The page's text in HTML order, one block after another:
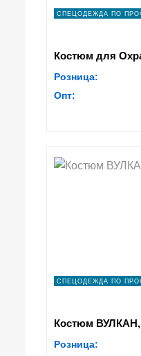
СПЕЦОДЕЖДА ПО
Костюм для
Розница:
Опт:
СПЕЦОДЕЖДА ПО
Костюм
Розница: